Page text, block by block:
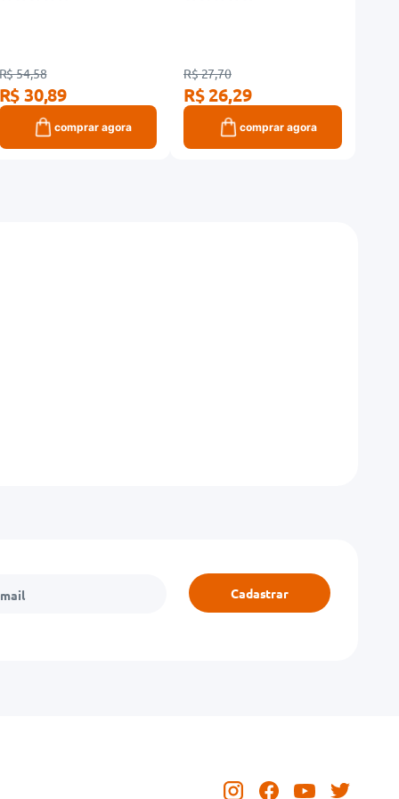
54,58
R$ 30,89
comprar agora
R$ 27,70
R$ 26,29
comprar agora
Cadastrar